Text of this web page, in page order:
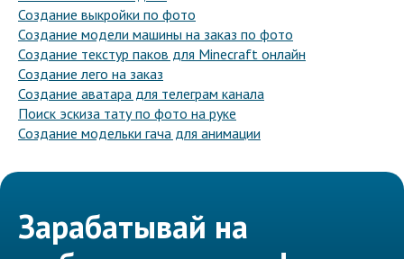
Создание выкройки по фото
Создание модели машины на заказ по фото
Создание текстур паков для Minecraft онлайн
Создание лего на заказ
Создание аватара для телеграм канала
Поиск эскиза тату по фото на руке
Создание модельки гача для анимации
Зарабатывай на